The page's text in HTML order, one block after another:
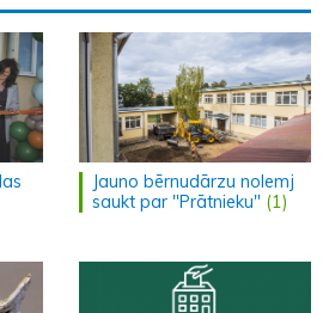
Jauno bērnudārzu nolemj
saukt par "Prātnieku" (1)